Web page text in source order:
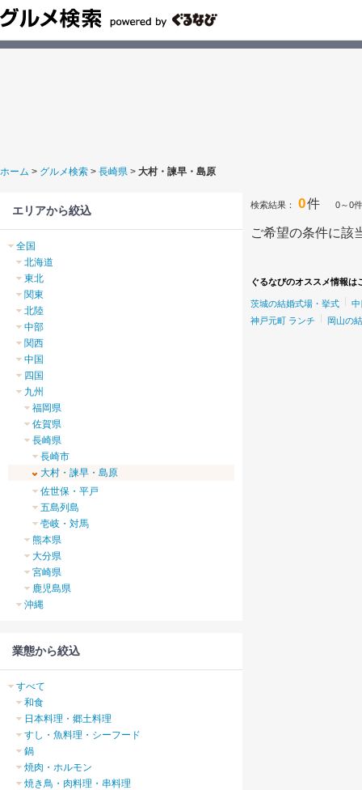
ホーム > グルメ検索 > 長崎県 > 大村・諫早・島原
検索結果： 0件 0～0件
ご希望の条件に該
ぐるなびのオススメ情報は
茨城の結婚式場・挙式
中
神戸元町 ランチ
岡山の
エリアから絞込
全国
北海道
東北
関東
北陸
中部
関西
中国
四国
九州
福岡県
佐賀県
長崎県
長崎市
大村・諫早・島原
佐世保・平戸
五島列島
壱岐・対馬
熊本県
大分県
宮崎県
鹿児島県
沖縄
業態から絞込
すべて
和食
日本料理・郷土料理
すし・魚料理・シーフード
鍋
焼肉・ホルモン
焼き鳥・肉料理・串料理